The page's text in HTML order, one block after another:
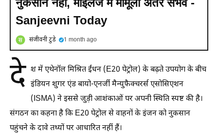
नुकसान नहीं, माइलेज में मामूली अंतर संभव -
Sanjeevni Today
संजीवनी टुडे 1 month ago
दे श में एथेनॉल मिश्रित ईंधन (E20 पेट्रोल) के बढ़ते उपयोग के बीच
इंडियन शुगर एंड बायो-एनर्जी मैन्युफैक्चरर्स एसोसिएशन
(ISMA) ने इससे जुड़ी आशंकाओं पर अपनी स्थिति स्पष्ट की है।
संगठन का कहना है कि E20 पेट्रोल से वाहनों के इंजन को नुकसान
पहुंचने के दावे तथ्यों पर आधारित नहीं हैं।